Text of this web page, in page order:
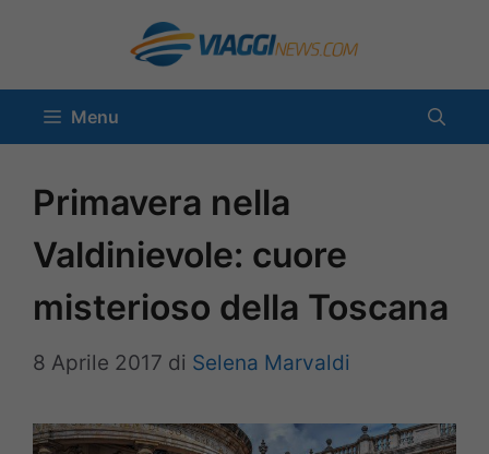
contenuto
Menu
Primavera nella
Valdinievole: cuore
misterioso della Toscana
8 Aprile 2017 di Selena Marvaldi